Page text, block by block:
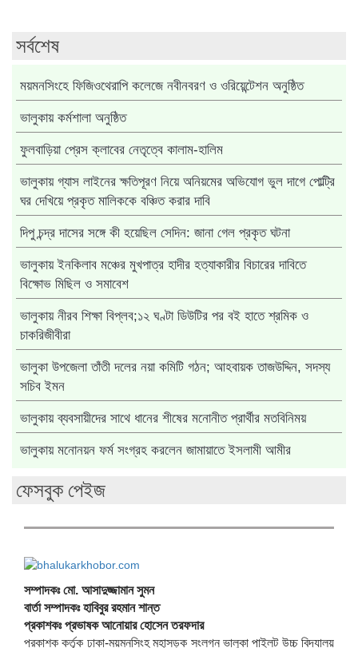
সর্বশেষ
ময়মনসিংহে ফিজিওথেরাপি কলেজে নবীনবরণ ও ওরিয়েন্টেশন অনুষ্ঠিত
ভালুকায় কর্মশালা অনুষ্ঠিত
ফুলবাড়িয়া প্রেস ক্লাবের নেতৃত্বে কালাম-হালিম
ভালুকায় গ্যাস লাইনের ক্ষতিপূরণ নিয়ে অনিয়মের অভিযোগ ভুল দাগে পোল্ট্রি
ঘর দেখিয়ে প্রকৃত মালিককে বঞ্চিত করার দাবি
দিপু চন্দ্র দাসের সঙ্গে কী হয়েছিল সেদিন: জানা গেল প্রকৃত ঘটনা
ভালুকায় ইনকিলাব মঞ্চের মুখপাত্র হাদীর হত্যাকারীর বিচারের দাবিতে
বিক্ষোভ মিছিল ও সমাবেশ
ভালুকায় নীরব শিক্ষা বিপ্লব;১২ ঘণ্টা ডিউটির পর বই হাতে শ্রমিক ও
চাকরিজীবীরা
ভালুকা উপজেলা তাঁতী দলের নয়া কমিটি গঠন; আহবায়ক তাজউদ্দিন, সদস্য
সচিব ইমন
ভালুকায় ব্যবসায়ীদের সাথে ধানের শীষের মনোনীত প্রার্থীর মতবিনিময়
ভালুকায় মনোনয়ন ফর্ম সংগ্রহ করলেন জামায়াতে ইসলামী আমীর
ফেসবুক পেইজ
সম্পাদকঃ মো. আসাদুজ্জামান সুমন
বার্তা সম্পাদকঃ হাবিবুর রহমান শান্ত
প্রকাশকঃ প্রভাষক আনোয়ার হোসেন তরফদার
প্রকাশক কর্তৃক ঢাকা-ময়মনসিংহ মহাসড়ক সংলগ্ন ভালুকা পাইলট উচ্চ বিদ্যালয়